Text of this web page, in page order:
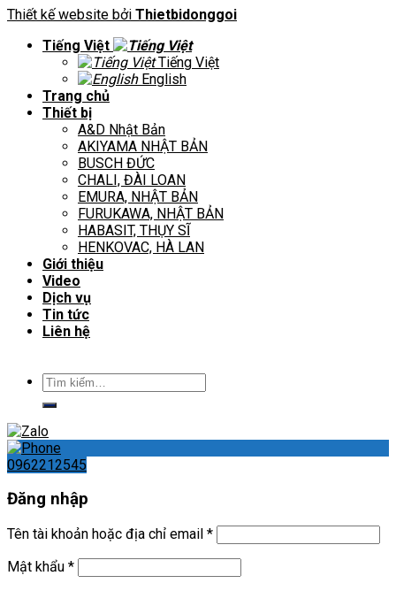
Thiết kế website bởi Thietbidonggoi
Tiếng Việt
Tiếng Việt
English
Trang chủ
Thiết bị
A&D Nhật Bản
AKIYAMA NHẬT BẢN
BUSCH ĐỨC
CHALI, ĐÀI LOAN
EMURA, NHẬT BẢN
FURUKAWA, NHẬT BẢN
HABASIT, THỤY SĨ
HENKOVAC, HÀ LAN
Giới thiệu
Video
Dịch vụ
Tin tức
Liên hệ
Tìm
kiếm:
0962212545
Đăng nhập
Tên tài khoản hoặc địa chỉ email *
Mật khẩu *